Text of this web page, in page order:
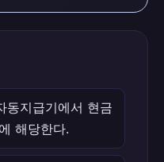
동지급기에서 현금
해당한다.